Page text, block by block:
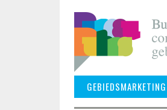
Skip
to
content
GEBIEDSMARKETING